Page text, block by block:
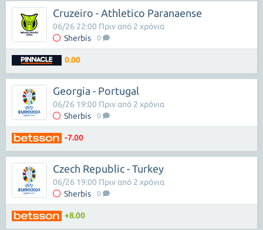
Cruzeiro - Athletico Paranaense
Sherbis 0
06/26 22:00 Πριν από 2 χρόνια
0.00
Georgia - Portugal
Sherbis 0
06/26 19:00 Πριν από 2 χρόνια
-7.00
Czech Republic - Turkey
Sherbis 0
06/26 19:00 Πριν από 2 χρόνια
+8.00